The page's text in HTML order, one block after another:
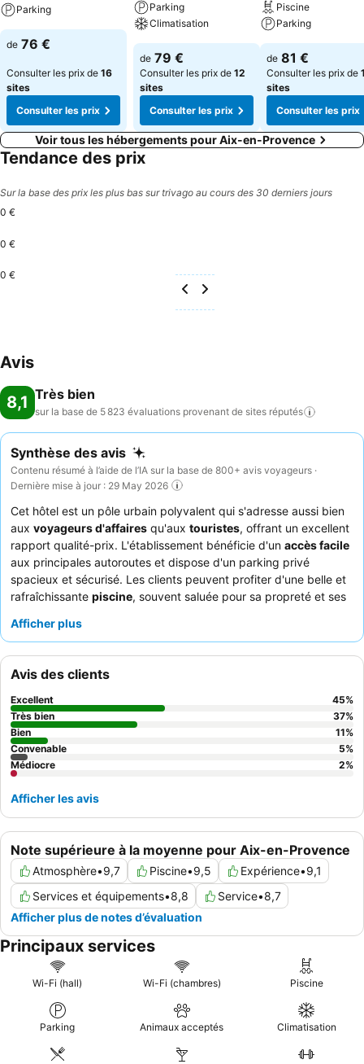
Parking
de 76 €
Consulter les prix de 16
sites
Consulter les prix
Parking
Climatisation
de 79 €
Consulter les prix de 12
sites
Consulter les prix
Piscine
Parking
de 81 €
Consulter les prix de
sites
Consulter les prix
Voir tous les hébergements pour Aix-en-Provence
Tendance des prix
Sur la base des prix les plus bas sur trivago au cours des 30 derniers jours
0 €
0 €
0 €
Avis
8,1 Très bien
sur la base de 5 823 évaluations provenant de sites réputés
Synthèse des avis
Contenu résumé à l’aide de l’IA sur la base de 800+ avis voyageurs ·
Dernière mise à jour : 29 May 2026
Cet hôtel est un pôle urbain polyvalent qui s'adresse aussi bien
aux voyageurs d'affaires qu'aux touristes, offrant un excellent
rapport qualité-prix. L'établissement bénéficie d'un accès facile
aux principales autoroutes et dispose d'un parking privé
spacieux et sécurisé. Les clients peuvent profiter d'une belle et
rafraîchissante piscine, souvent saluée pour sa propreté et ses
félicité pour son attitude accueillante et attentionnée, et le
qualité et sa variété. Pour un séjour plus calme, les clients
devraient envisager de demander une chambre donnant sur le
jardin.
Afficher plus
Note supérieure à la moyenne pour Aix-en-Provence
Atmosphère•9,7 Piscine•9,5 Expérience•9,1
Services et équipements•8,8 Service•8,7
Afficher plus de notes d’évaluation
Avis des clients
Excellent 45%
Très bien
37%
Bien
11%
Convenable
5%
Médiocre
2%
Afficher les avis
Principaux services
Wi-Fi (hall) Wi-Fi (chambres) Piscine
Parking Animaux acceptés Climatisation